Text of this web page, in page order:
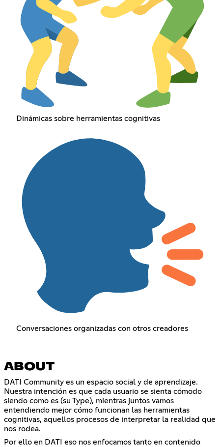
Dinámicas sobre herramientas cognitivas
Conversaciones organizadas con otros creadores
ABOUT
DATI Community es un espacio social y de aprendizaje.
Nuestra intención es que cada usuario se sienta cómodo
siendo como es (su Type), mientras juntos vamos
entendiendo mejor cómo funcionan las herramientas
cognitivas, aquellos procesos de interpretar la realidad que
nos rodea.
Por ello en DATI eso nos enfocamos tanto en contenido